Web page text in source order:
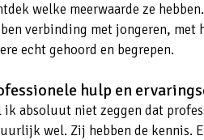
welke meerwaarde ze
verbinding met jongeren, met
echt gehoord en begrepen.
hulp en
ik absoluut niet zeggen dat
wel. Zij hebben de kennis.